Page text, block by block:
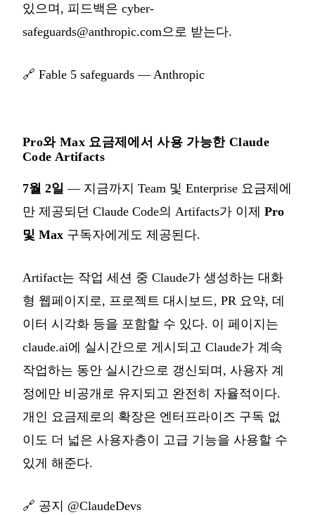
있으며, 피드백은 cyber-
safeguards@anthropic.com으로 받는다.
🔗 Fable 5 safeguards — Anthropic
Pro와 Max 요금제에서 사용 가능한 Claude
Code Artifacts
7월 2일 — 지금까지 Team 및 Enterprise 요금제에
만 제공되던 Claude Code의 Artifacts가 이제 Pro
및 Max 구독자에게도 제공된다.
Artifact는 작업 세션 중 Claude가 생성하는 대화
형 웹페이지로, 프로젝트 대시보드, PR 요약, 데
이터 시각화 등을 포함할 수 있다. 이 페이지는
claude.ai에 실시간으로 게시되고 Claude가 계속
작업하는 동안 실시간으로 갱신되며, 사용자 계
정에만 비공개로 유지되고 완전히 자율적이다.
개인 요금제로의 확장은 엔터프라이즈 구독 없
이도 더 넓은 사용자층이 고급 기능을 사용할 수
있게 해준다.
🔗 공지 @ClaudeDevs